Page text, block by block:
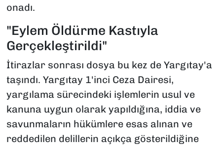
onadı.
"Eylem Öldürme Kastıyla
Gerçekleştirildi"
İtirazlar sonrası dosya bu kez de Yargıtay'a
taşındı. Yargıtay 1'inci Ceza Dairesi,
yargılama sürecindeki işlemlerin usul ve
kanuna uygun olarak yapıldığına, iddia ve
savunmaların hükümlere esas alınan ve
reddedilen delillerin açıkça gösterildiğine